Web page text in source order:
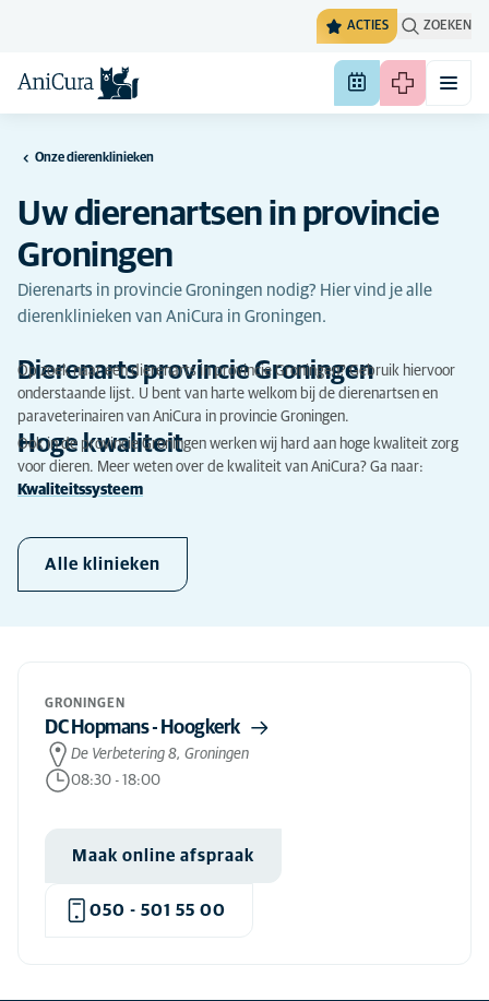
ACTIES ZOEKEN
Onze dierenklinieken
Uw dierenartsen in provincie
Groningen
Dierenarts in provincie Groningen nodig? Hier vind je alle
dierenklinieken van AniCura in Groningen.
Dierenarts provincie Groningen
Op zoek naar een dierenarts in provincie Groningen? Gebruik hiervoor
onderstaande lijst. U bent van harte welkom bij de dierenartsen en
paraveterinairen van AniCura in provincie Groningen.
Hoge kwaliteit
Ook in de provincie Groningen werken wij hard aan hoge kwaliteit zorg
voor dieren. Meer weten over de kwaliteit van AniCura? Ga naar:
Kwaliteitssysteem
Alle klinieken
GRONINGEN
DC Hopmans - Hoogkerk
De Verbetering 8, Groningen
08:30 - 18:00
Maak online afspraak
050 - 501 55 00